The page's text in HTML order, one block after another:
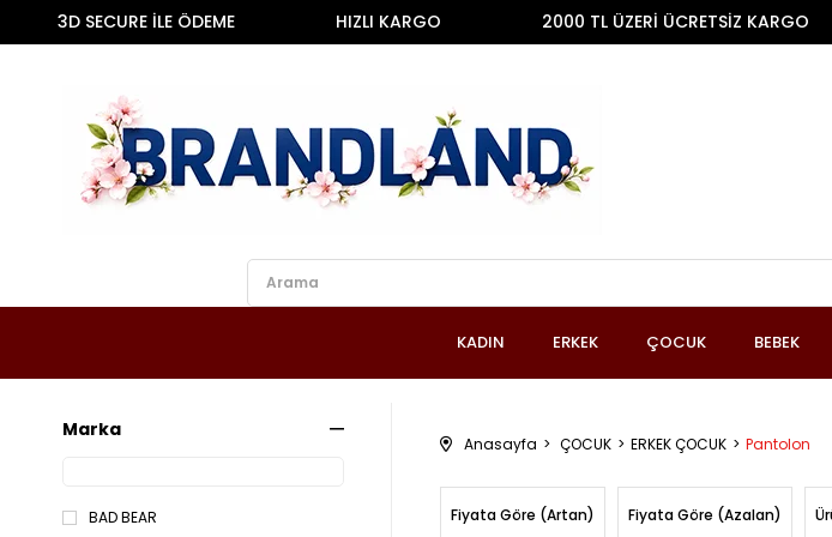
KADIN ERKEK ÇOCUK BEBEK
Marka
BAD BEAR
Anasayfa ÇOCUK ERKEK ÇOCUK Pantolon
Fiyata Göre (Artan) Fiyata Göre (Azalan)
SECURE İLE ÖDEME HIZLI KARGO 2000 TL ÜZERİ ÜCRETSİZ KARGO